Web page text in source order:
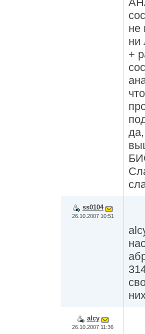
не
ни
+
ss0104
26.10.2007 10:51
alcy
26.10.2007 11:36